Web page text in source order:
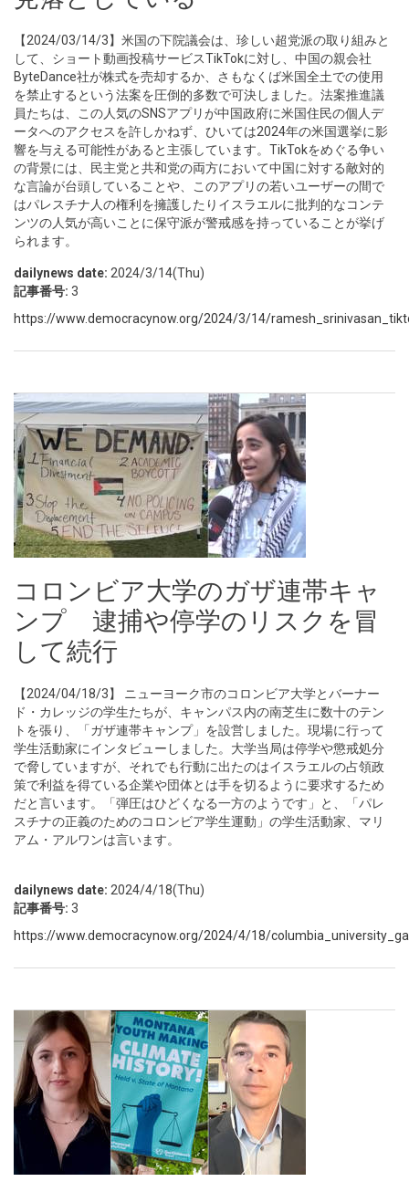
【2024/03/14/3】米国の下院議会は、珍しい超党派の取り組みと
して、ショート動画投稿サービスTikTokに対し、中国の親会社
ByteDance社が株式を売却するか、さもなくば米国全土での使用
を禁止するという法案を圧倒的多数で可決しました。法案推進議
員たちは、この人気のSNSアプリが中国政府に米国住民の個人デ
ータへのアクセスを許しかねず、ひいては2024年の米国選挙に影
響を与える可能性があると主張しています。TikTokをめぐる争い
の背景には、民主党と共和党の両方において中国に対する敵対的
な言論が台頭していることや、このアプリの若いユーザーの間で
はパレスチナ人の権利を擁護したりイスラエルに批判的なコンテ
ンツの人気が高いことに保守派が警戒感を持っていることが挙げ
られます。
dailynews date: 2024/3/14(Thu)
記事番号: 3
https://www.democracynow.org/2024/3/14/
コロンビア大学のガザ連帯キャ
ンプ 逮捕や停学のリスクを冒
して続行
【2024/04/18/3】 ニューヨーク市のコロンビア大学とバーナー
ド・カレッジの学生たちが、キャンパス内の南芝生に数十のテン
トを張り、「ガザ連帯キャンプ」を設営しました。現場に行って
学生活動家にインタビューしました。大学当局は停学や懲戒処分
で脅していますが、それでも行動に出たのはイスラエルの占領政
策で利益を得ている企業や団体とは手を切るように要求するため
だと言います。「弾圧はひどくなる一方のようです」と、「パレ
スチナの正義のためのコロンビア学生運動」の学生活動家、マリ
アム・アルワンは言います。
dailynews date: 2024/4/18(Thu)
記事番号: 3
https://www.democracynow.org/2024/4/18/